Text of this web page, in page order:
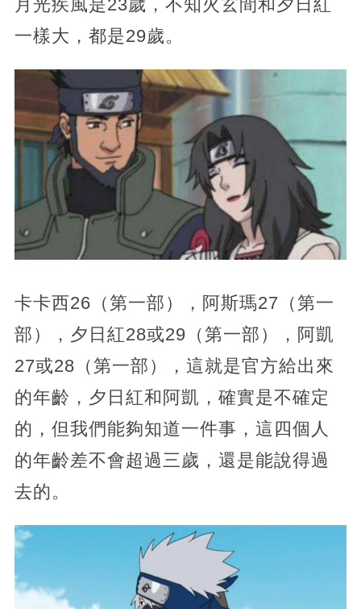
月光疾風是23歲，不知火玄間和夕日紅
一樣大，都是29歲。
卡卡西26（第一部），阿斯瑪27（第一
部），夕日紅28或29（第一部），阿凱
27或28（第一部），這就是官方給出來
的年齡，夕日紅和阿凱，確實是不確定
的，但我們能夠知道一件事，這四個人
的年齡差不會超過三歲，還是能說得過
去的。